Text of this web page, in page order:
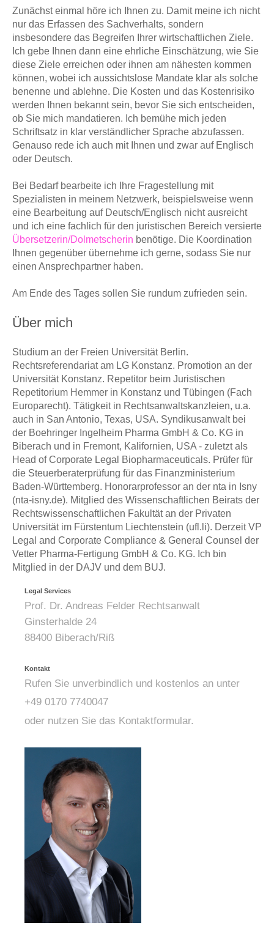
Zunächst einmal höre ich Ihnen zu. Damit meine ich nicht
nur das Erfassen des Sachverhalts, sondern
insbesondere das Begreifen Ihrer wirtschaftlichen Ziele.
Ich gebe Ihnen dann eine ehrliche Einschätzung, wie Sie
diese Ziele erreichen oder ihnen am nähesten kommen
können, wobei ich aussichtslose Mandate klar als solche
benenne und ablehne. Die Kosten und das Kostenrisiko
werden Ihnen bekannt sein, bevor Sie sich entscheiden,
ob Sie mich mandatieren. Ich bemühe mich jeden
Schriftsatz in klar verständlicher Sprache abzufassen.
Genauso rede ich auch mit Ihnen und zwar auf Englisch
oder Deutsch.
Bei Bedarf bearbeite ich Ihre Fragestellung mit
Spezialisten in meinem Netzwerk, beispielsweise wenn
eine Bearbeitung auf Deutsch/Englisch nicht ausreicht
und ich eine fachlich für den juristischen Bereich versierte
Übersetzerin/Dolmetscherin benötige. Die Koordination
Ihnen gegenüber übernehme ich gerne, sodass Sie nur
einen Ansprechpartner haben.
Am Ende des Tages sollen Sie rundum zufrieden sein.
Über mich
Studium an der Freien Universität Berlin.
Rechtsreferendariat am LG Konstanz. Promotion an der
Universität Konstanz. Repetitor beim Juristischen
Repetitorium Hemmer in Konstanz und Tübingen (Fach
Europarecht). Tätigkeit in Rechtsanwaltskanzleien, u.a.
auch in San Antonio, Texas, USA. Syndikusanwalt bei
der Boehringer Ingelheim Pharma GmbH & Co. KG in
Biberach und in Fremont, Kalifornien, USA - zuletzt als
Head of Corporate Legal Biopharmaceuticals. Prüfer für
die Steuerberaterprüfung für das Finanzministerium
Baden-Württemberg. Honorarprofessor an der nta in Isny
(nta-isny.de). Mitglied des Wissenschaftlichen Beirats der
Rechtswissenschaftlichen Fakultät an der Privaten
Universität im Fürstentum Liechtenstein (ufl.li). Derzeit VP
Legal and Corporate Compliance & General Counsel der
Vetter Pharma-Fertigung GmbH & Co. KG. Ich bin
Mitglied in der DAJV und dem BUJ.
Legal Services
Prof. Dr. Andreas Felder Rechtsanwalt
Ginsterhalde 24
88400 Biberach/Riß
Kontakt
Rufen Sie unverbindlich und kostenlos an unter
+49 0170 7740047
oder nutzen Sie das Kontaktformular.